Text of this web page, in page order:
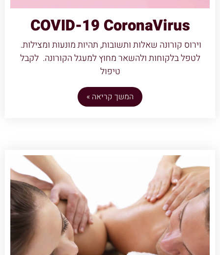
COVID-19 CoronaVirus
וירוס קורונה שאלות ותשובות, תהיות מונעות ומצילות.
לטפל בלקוחות ולהשאר מחוץ למעגל הקורונה. לקבל
טיפול
המשך קריאה »